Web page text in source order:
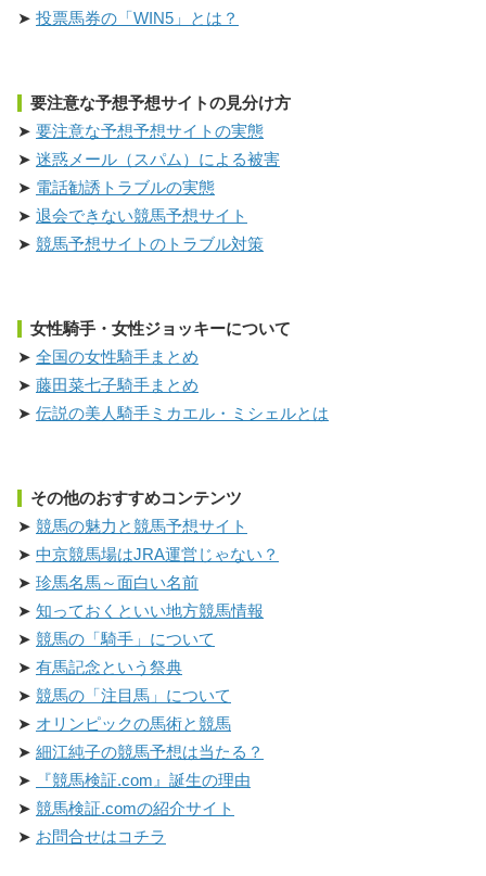
投票馬券の「WIN5」とは？
要注意な予想予想サイトの見分け方
要注意な予想予想サイトの実態
迷惑メール（スパム）による被害
電話勧誘トラブルの実態
退会できない競馬予想サイト
競馬予想サイトのトラブル対策
女性騎手・女性ジョッキーについて
全国の女性騎手まとめ
藤田菜七子騎手まとめ
伝説の美人騎手ミカエル・ミシェルとは
その他のおすすめコンテンツ
競馬の魅力と競馬予想サイト
中京競馬場はJRA運営じゃない？
珍馬名馬～面白い名前
知っておくといい地方競馬情報
競馬の「騎手」について
有馬記念という祭典
競馬の「注目馬」について
オリンピックの馬術と競馬
細江純子の競馬予想は当たる？
『競馬検証.com』誕生の理由
競馬検証.comの紹介サイト
お問合せはコチラ